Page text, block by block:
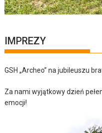
IMPREZY
GSH „Archeo” na jubileuszu
Za nami wyjątkowy dzień
emocji!